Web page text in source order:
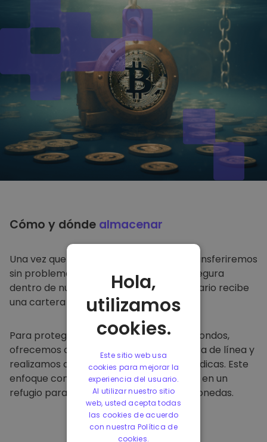
Cómo y dónde almacenar
Una vez que compre en
, lo transferiremos
sin problemas a su cartera dedicada y segura
dentro de nuestra plataforma. Cada usuario recibe
una cartera individual.
Para proteger a nuestros clientes y sus fondos,
ofrecemos almacenamiento seguro fuera de línea y
realizamos auditorías de seguridad periódicas. Este
enfoque convierte a nuestra plataforma en un
refugio para almacenar y otras criptomonedas.
Hola,
utilizamos
cookies.
Este sitio web usa
cookies para mejorar la
experiencia del usuario.
Al utilizar nuestro sitio
web, usted acepta todas
las cookies de acuerdo
con nuestra Política de
cookies.